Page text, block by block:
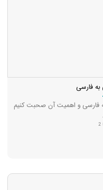
به فارسی
فارسی و اهمیت آن صحبت کنیم